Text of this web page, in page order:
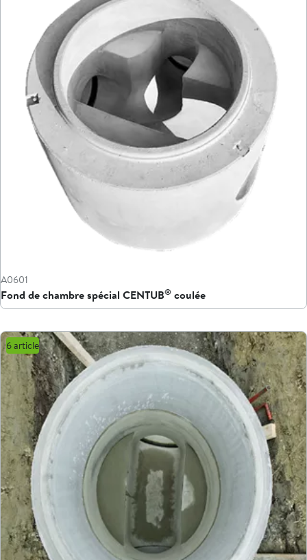
A0601
Fond de chambre spécial CENTUB® coulée
6 article